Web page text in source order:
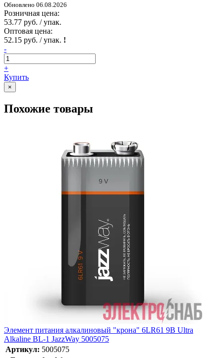
Обновлено 06.08.2026
Розничная цена:
53.77 руб. / упак.
Оптовая цена:
52.15 руб. / упак. !
-
+
Купить
×
Похожие товары
Элемент питания алкалиновый "крона" 6LR61 9В Ultra
Alkaline BL-1 JazzWay 5005075
Артикул: 5005075